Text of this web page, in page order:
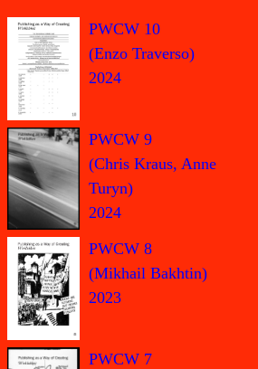
PWCW 10
(Enzo Traverso)
2024
PWCW 9
(Chris Kraus, Anne
Turyn)
2024
PWCW 8
(Mikhail Bakhtin)
2023
PWCW 7